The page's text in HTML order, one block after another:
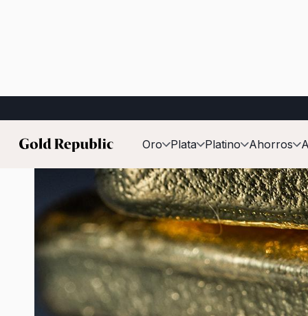
Oro Plata Platino Ahorros
Publicado el:3 de febrero de 2026